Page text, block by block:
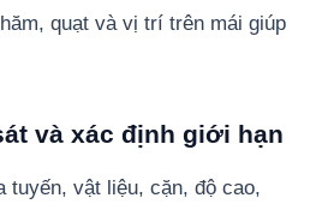
quạt và vị trí trên mái giúp
và xác định giới hạn
tuyến, vật liệu, cặn, độ cao,